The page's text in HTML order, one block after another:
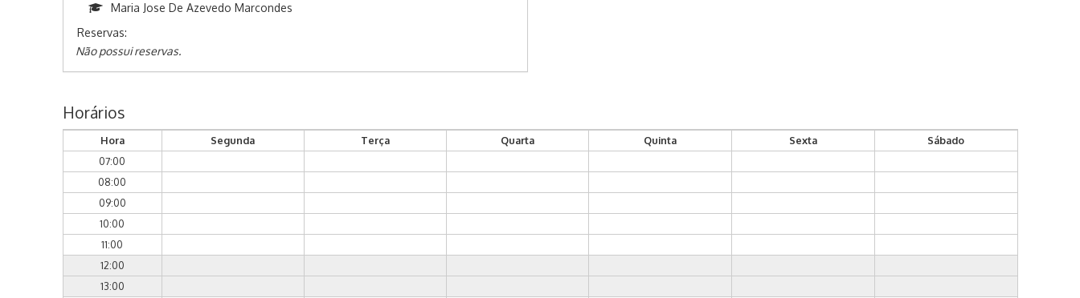
Maria Jose De Azevedo Marcondes
Reservas:
Não possui reservas.
Horários
Hora Segunda Terça Quarta Quinta Sexta
Sábado
07:00
08:00
09:00
10:00
11:00
12:00
13:00